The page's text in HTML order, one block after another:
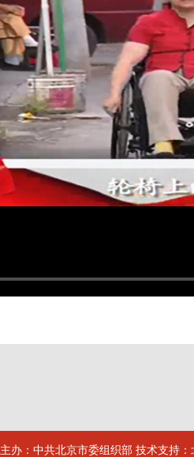
主办：中共北京市委组织部 技术支持